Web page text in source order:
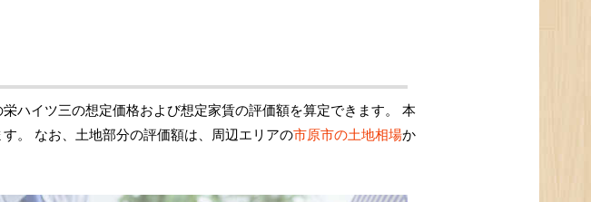
ハイツ三の想定価格および想定家賃の評価額を算定できます。 本
。 なお、土地部分の評価額は、周辺エリアの市原市の土地相場か